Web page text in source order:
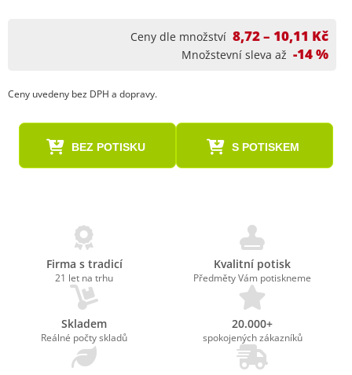
Ceny dle množství 8,72 – 10,11 Kč
Množstevní sleva až -14 %
Ceny uvedeny bez DPH a dopravy.
BEZ POTISKU S POTISKEM
Firma s tradicí
21 let na trhu
Kvalitní potisk
Předměty Vám potiskneme
Skladem
Reálné počty skladů
20.000+
spokojených zákazníků